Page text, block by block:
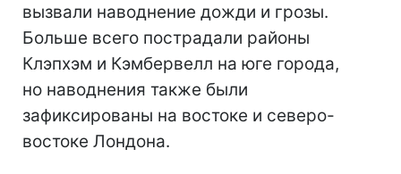
вызвали наводнение дожди и грозы.
Больше всего пострадали районы
Клэпхэм и Кэмбервелл на юге города,
но наводнения также были
зафиксированы на востоке и северо-
востоке Лондона.